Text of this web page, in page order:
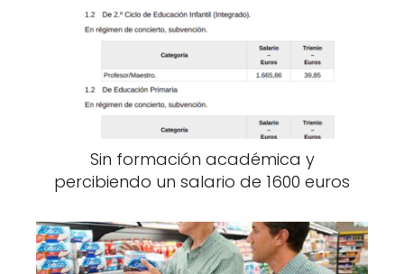
Sin formación académica y
percibiendo un salario de 1600 euros